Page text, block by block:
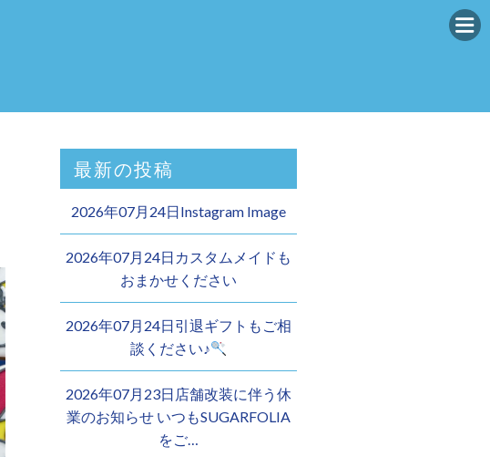
最新の投稿
2026年07月24日Instagram Image
2026年07月24日カスタムメイドも
おまかせください︎
2026年07月24日引退ギフトもご相
談ください♪
2026年07月23日店舗改装に伴う休
業のお知らせ いつもSUGARFOLIA
をご…